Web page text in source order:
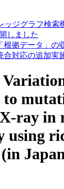
ッジグラフ検索
しました
根拠データ」の
合対応の追加実
to
ray in
using